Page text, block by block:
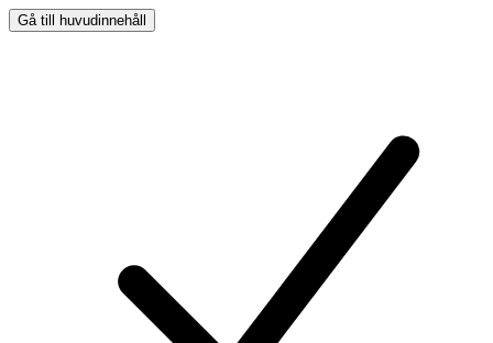
Gå till huvudinnehåll